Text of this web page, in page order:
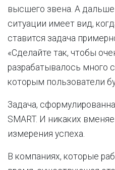
высшего звена. А
ситуации имеет вид,
ставится задача
«Сделайте так, чтобы
разрабатывалось много
которым пользователи
Задача,
SMART. И никаких
измерения успеха.
В компаниях, которые